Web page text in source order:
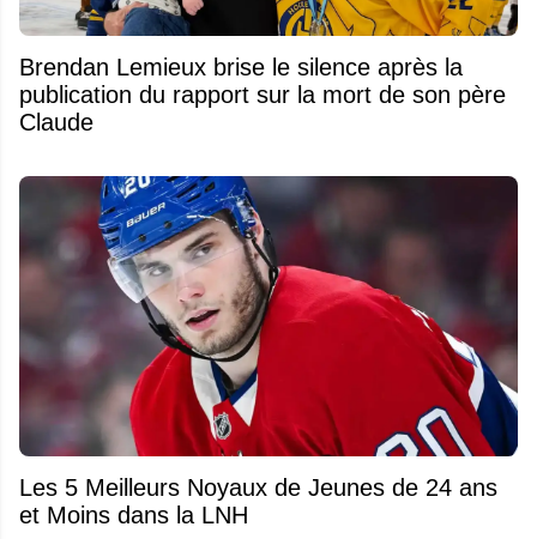
Brendan Lemieux brise le silence après la
publication du rapport sur la mort de son père
Claude
Les 5 Meilleurs Noyaux de Jeunes de 24 ans
et Moins dans la LNH